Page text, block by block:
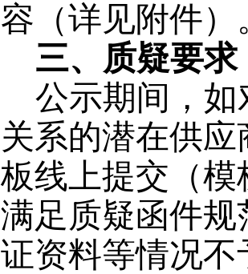
容（详见附件）
三、质疑要求
公示期间，
关系的潜在供
板线上提交（
满足质疑函件
证资料等情况